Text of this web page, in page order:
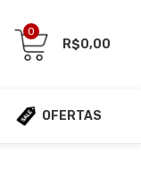
0
R$0,00
OFERTAS